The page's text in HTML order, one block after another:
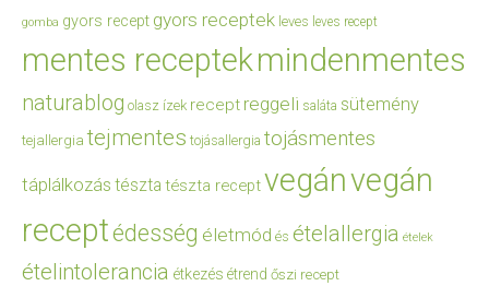
gomba gyors recept gyors receptek leves leves recept
mentes receptekmindenmentes
naturablog olasz ízek recept reggeli saláta sütemény
tejallergia tejmentes tojásallergia tojásmentes
táplálkozás tészta tészta receptvegánvegán
receptédesség életmód és ételallergia ételek
ételintolerancia étkezés étrend őszi recept